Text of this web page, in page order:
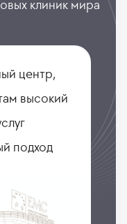
клиник мира
центр,
высокий
подход